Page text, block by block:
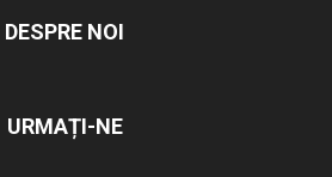
DESPRE NOI
URMAȚI-NE